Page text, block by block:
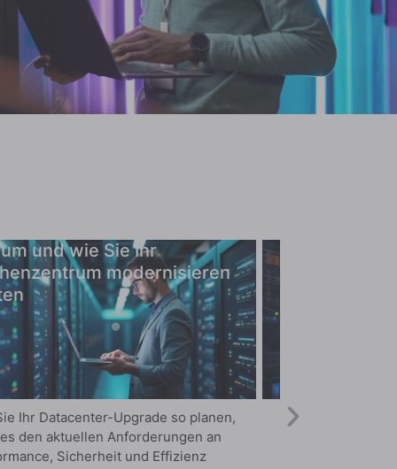
und wie Sie Ihr
modernisieren
Ihr Datacenter-Upgrade so planen,
den aktuellen Anforderungen an
Sicherheit und Effizienz
Erfahren Sie in